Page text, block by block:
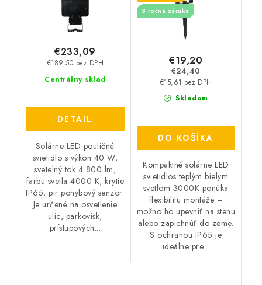
Centrálny sklad
€189,50 bez DPH
€233,09
DETAIL
Solárne LED pouličné
svietidlo s výkon 40 W,
svetelný tok 4 800 lm,
farbu svetla 4000 K, krytie
IP65, pir pohybový senzor.
Je určené na osvetlenie
ulíc, parkovísk,
prístupových...
3 ročná záruka
Skladom
€15,61 bez DPH
€19,20
€24,40
DO KOŠÍKA
Kompaktné solárne LED
svietidlos teplým bielym
svetlom 3000K ponúka
flexibilitu montáže –
možno ho upevniť na stenu
alebo zapichnúť do zeme.
S ochranou IP65 je
ideálne pre...